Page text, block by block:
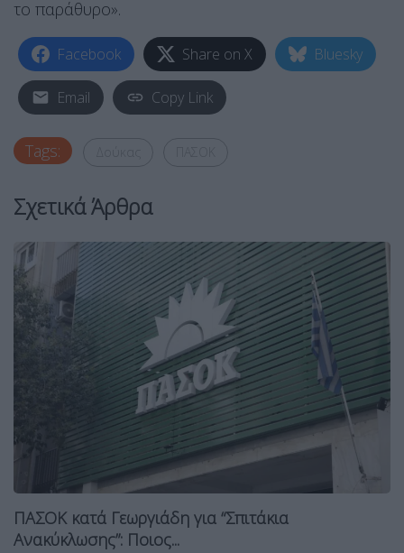
το παράθυρο».
Facebook Share on X Bluesky
Email Copy Link
Tags:
Σχετικά Άρθρα
ΠΑΣΟΚ κατά Γεωργιάδη για “Σπιτάκια
Ανακύκλωσης”: Ποιος...